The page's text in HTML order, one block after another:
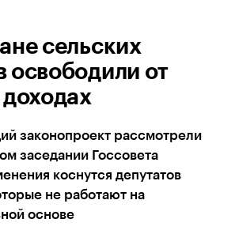
сельских
освободили от
доходах
законопроект рассмотрели
заседании Госсовета
коснутся депутатов
не работают на
основе